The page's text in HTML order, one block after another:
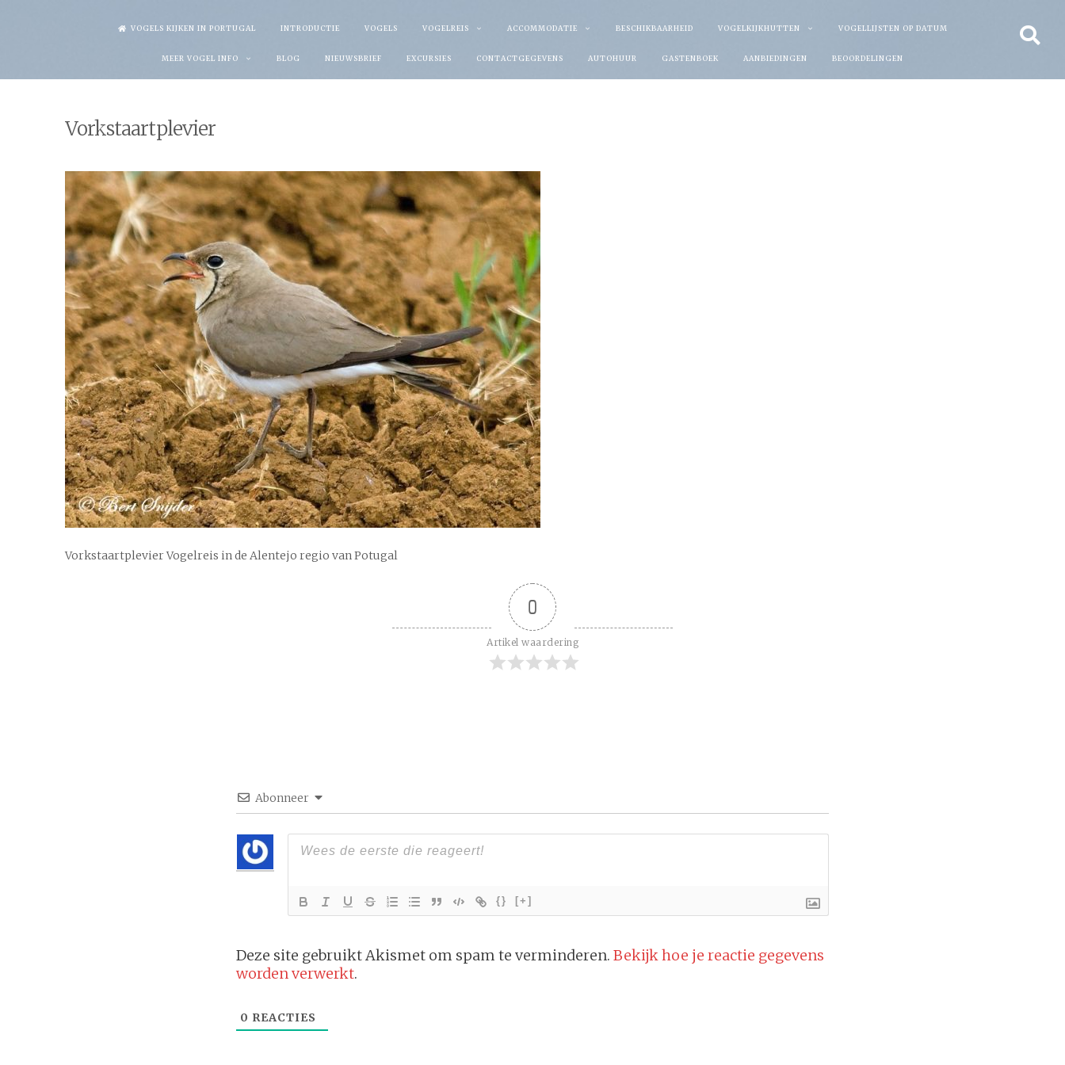
VOGELS KIJKEN IN PORTUGAL INTRODUCTIE VOGELS VOGELREIS ACCOMMODATIE BESCHIKBAARHEID VOGELKIJKHUTTEN VOGELLIJSTEN OP DATUM
MEER VOGEL INFO BLOG NIEUWSBRIEF EXCURSIES CONTACTGEGEVENS AUTOHUUR GASTENBOEK AANBIEDINGEN BEOORDELINGEN
Vorkstaartplevier
Vorkstaartplevier Vogelreis in de Alentejo regio van Potugal
0
Artikel waardering
Abonneer
{} [+]
Deze site gebruikt Akismet om spam te verminderen. Bekijk hoe je reactie gegevens
worden verwerkt.
0 REACTIES